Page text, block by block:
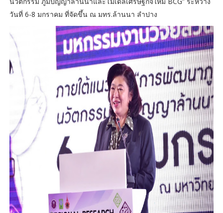
วันที่ 6-8 มกราคม ที่จัดขึ้น ณ มทร.ล้านนา ลำปาง